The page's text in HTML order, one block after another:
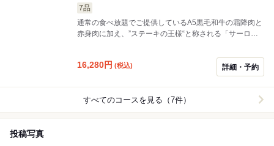
7品
通常の食べ放題でご提供しているA5黒毛和牛の霜降肉と
赤身肉に加え、”ステーキの王様“と称される「サーロイ
ーキは、口の中でとけるような繊細な食感と、噛むごと
にジューシーな甘い肉汁が口の中にあふれ出すのが特
徴。 肉質がきめ細やかで柔らかく、上質な脂の味わいと
牛肉の旨味を存分に楽しめる人気の高い部位です。
16,280円 (税込) 詳細・予約
すべてのコースを見る（7件）
投稿写真